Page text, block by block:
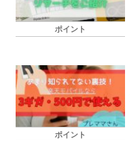
ポイント
ポイント